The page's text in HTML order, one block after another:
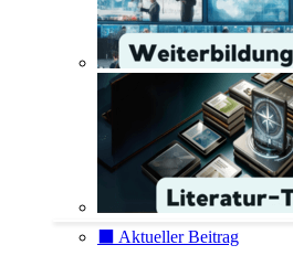
⬛️ Aktueller Beitrag